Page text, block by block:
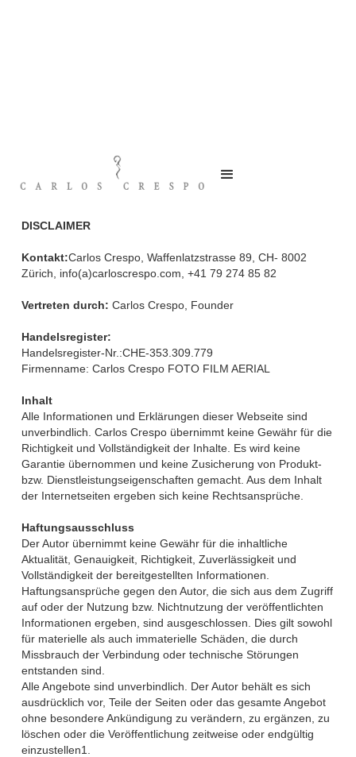
Impressum
DISCLAIMER
Kontakt:Carlos Crespo, Waffenlatzstrasse 89, CH- 8002
Zürich, info(a)carloscrespo.com, +41 79 274 85 82
Vertreten durch: Carlos Crespo, Founder
Handelsregister:
Handelsregister-Nr.:CHE-353.309.779
Firmenname: Carlos Crespo FOTO FILM AERIAL
Inhalt
Alle Informationen und Erklärungen dieser Webseite sind
unverbindlich. Carlos Crespo übernimmt keine Gewähr für die
Richtigkeit und Vollständigkeit der Inhalte. Es wird keine
Garantie übernommen und keine Zusicherung von Produkt-
bzw. Dienstleistungseigenschaften gemacht. Aus dem Inhalt
der Internetseiten ergeben sich keine Rechtsansprüche.
Haftungsausschluss
Der Autor übernimmt keine Gewähr für die inhaltliche
Aktualität, Genauigkeit, Richtigkeit, Zuverlässigkeit und
Vollständigkeit der bereitgestellten Informationen.
Haftungsansprüche gegen den Autor, die sich aus dem Zugriff
auf oder der Nutzung bzw. Nichtnutzung der veröffentlichten
Informationen ergeben, sind ausgeschlossen. Dies gilt sowohl
für materielle als auch immaterielle Schäden, die durch
Missbrauch der Verbindung oder technische Störungen
entstanden sind.
‍Alle Angebote sind unverbindlich. Der Autor behält es sich
ausdrücklich vor, Teile der Seiten oder das gesamte Angebot
ohne besondere Ankündigung zu verändern, zu ergänzen, zu
löschen oder die Veröffentlichung zeitweise oder endgültig
einzustellen1.